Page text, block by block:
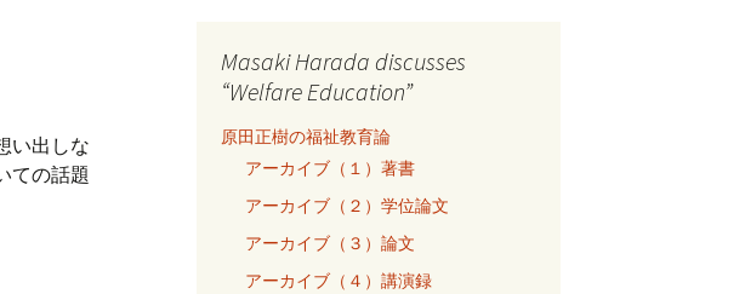
い出しな
ての話題
Masaki Harada discusses
“Welfare Education”
原田正樹の福祉教育論
アーカイブ（１）著書
アーカイブ（２）学位論文
アーカイブ（３）論文
アーカイブ（４）講演録